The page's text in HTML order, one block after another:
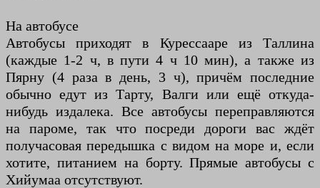
На автобусе
Автобусы приходят в Курессааре из Таллина
(каждые 1-2 ч, в пути 4 ч 10 мин), а также из
Пярну (4 раза в день, 3 ч), причём последние
обычно едут из Тарту, Валги или ещё откуда-
нибудь издалека. Все автобусы переправляются
на пароме, так что посреди дороги вас ждёт
получасовая передышка с видом на море и, если
хотите, питанием на борту. Прямые автобусы с
Хийумаа отсутствуют.